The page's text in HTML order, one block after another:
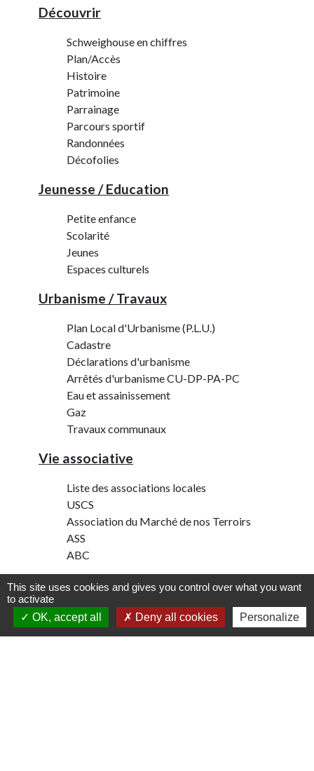
Découvrir
Schweighouse en chiffres
Plan/Accès
Histoire
Patrimoine
Parrainage
Parcours sportif
Randonnées
Décofolies
Jeunesse / Education
Petite enfance
Scolarité
Jeunes
Espaces culturels
Urbanisme / Travaux
Plan Local d'Urbanisme (P.L.U.)
Cadastre
Déclarations d'urbanisme
Arrêtés d'urbanisme CU-DP-PA-PC
Eau et assainissement
Gaz
Travaux communaux
Vie associative
Liste des associations locales
USCS
Association du Marché de nos Terroirs
ASS
ABC
IntraMuros
Application mobile
This site uses cookies and gives you control over what you want
to activate
OK, accept all
Deny all cookies Personalize